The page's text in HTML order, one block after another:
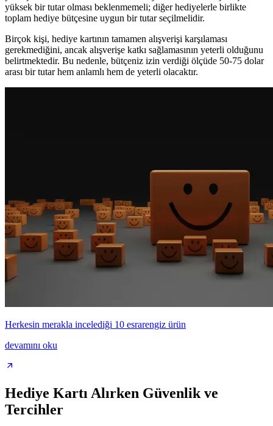
yüksek bir tutar olması beklenmemeli; diğer hediyelerle birlikte
toplam hediye bütçesine uygun bir tutar seçilmelidir.
Birçok kişi, hediye kartının tamamen alışverişi karşılaması
gerekmediğini, ancak alışverişe katkı sağlamasının yeterli olduğunu
belirtmektedir. Bu nedenle, bütçeniz izin verdiği ölçüde 50-75 dolar
arası bir tutar hem anlamlı hem de yeterli olacaktır.
Herkesin merakla incelediği 10 esrarengiz ürün
devamını oku
Hediye Kartı Alırken Güvenlik ve
Tercihler